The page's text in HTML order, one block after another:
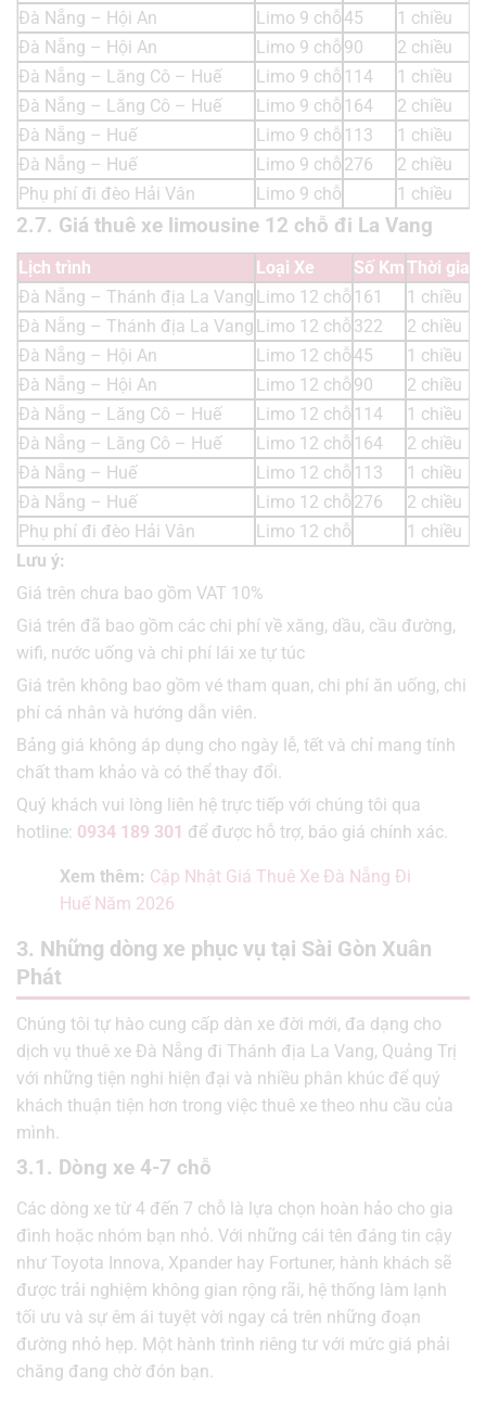
Đà Nẵng – Hội An
Limo 9 chỗ45
1 chiều
Đà Nẵng – Hội An
Limo 9 chỗ 90
2 chiều
Đà Nẵng – Lăng Cô – Huế
Limo 9 chỗ 114
1 chiều
Đà Nẵng – Lăng Cô – Huế
Limo 9 chỗ 164
2 chiều
Đà Nẵng – Huế
Limo 9 chỗ 113
1 chiều
Đà Nẵng – Huế
Limo 9 chỗ 276
2 chiều
Phụ phí đi đèo Hải Vân
Limo 9 chỗ 1 chiều
2.7. Giá thuê xe limousine 12 chỗ đi La Vang
Lịch trình Loại Xe Số KmThời gian
Đà Nẵng – Thánh địa La Vang Limo 12 chỗ 161
1 chiều
Đà Nẵng – Thánh địa La Vang Limo 12 chỗ 322
2 chiều
Đà Nẵng – Hội An
Limo 12 chỗ45
1 chiều
Đà Nẵng – Hội An
Limo 12 chỗ 90
2 chiều
Đà Nẵng – Lăng Cô – Huế
Limo 12 chỗ 114
1 chiều
Đà Nẵng – Lăng Cô – Huế
Limo 12 chỗ 164
2 chiều
Đà Nẵng – Huế
Limo 12 chỗ 113
1 chiều
Đà Nẵng – Huế
Limo 12 chỗ 276
2 chiều
Phụ phí đi đèo Hải Vân
Limo 12 chỗ
1 chiều
Lưu ý:
Giá trên chưa bao gồm VAT 10%
Giá trên đã bao gồm các chi phí về xăng, dầu, cầu đường,
wifi, nước uống và chi phí lái xe tự túc
Giá trên không bao gồm vé tham quan, chi phí ăn uống, chi
phí cá nhân và hướng dẫn viên.
Bảng giá không áp dụng cho ngày lễ, tết và chỉ mang tính
chất tham khảo và có thể thay đổi.
Quý khách vui lòng liên hệ trực tiếp với chúng tôi qua
hotline: 0934 189 301 để được hỗ trợ, báo giá chính xác.
Xem thêm: Cập Nhật Giá Thuê Xe Đà Nẵng Đi
Huế Năm 2026
3. Những dòng xe phục vụ tại Sài Gòn Xuân
Phát
Chúng tôi tự hào cung cấp dàn xe đời mới, đa dạng cho
dịch vụ thuê xe Đà Nẵng đi Thánh địa La Vang, Quảng Trị
với những tiện nghi hiện đại và nhiều phân khúc để quý
khách thuận tiện hơn trong việc thuê xe theo nhu cầu của
mình.
3.1. Dòng xe 4-7 chỗ
Các dòng xe từ 4 đến 7 chỗ là lựa chọn hoàn hảo cho gia
đình hoặc nhóm bạn nhỏ. Với những cái tên đáng tin cậy
như Toyota Innova, Xpander hay Fortuner, hành khách sẽ
được trải nghiệm không gian rộng rãi, hệ thống làm lạnh
tối ưu và sự êm ái tuyệt vời ngay cả trên những đoạn
đường nhỏ hẹp. Một hành trình riêng tư với mức giá phải
chăng đang chờ đón bạn.